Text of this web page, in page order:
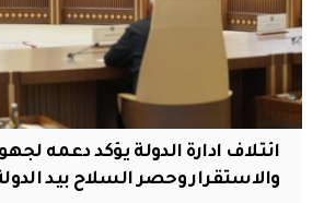
ائتلاف ادارة الدولة يؤكد دعمه
والاستقرار وحصر السلاح بيد